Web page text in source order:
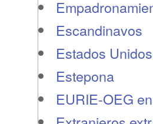
Escandinavos
Estados Unidos
Estepona
EURIE-OEG